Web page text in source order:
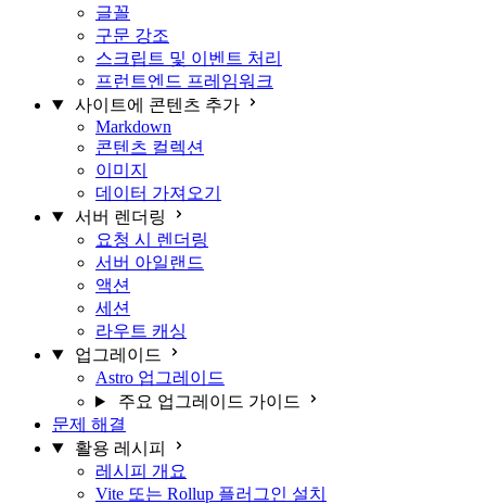
글꼴
구문 강조
스크립트 및 이벤트 처리
프런트엔드 프레임워크
사이트에 콘텐츠 추가
Markdown
콘텐츠 컬렉션
이미지
데이터 가져오기
서버 렌더링
요청 시 렌더링
서버 아일랜드
액션
세션
라우트 캐싱
업그레이드
Astro 업그레이드
주요 업그레이드 가이드
문제 해결
활용 레시피
레시피 개요
Vite 또는 Rollup 플러그인 설치